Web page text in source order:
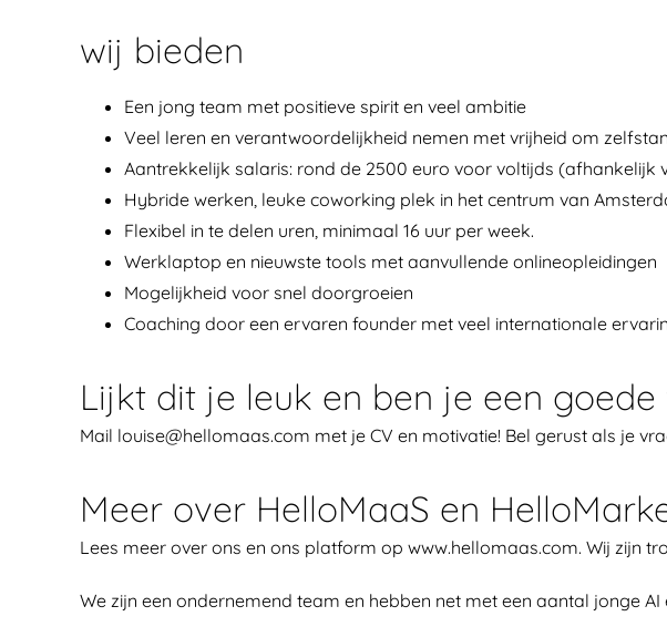
wij bieden
Een jong team met positieve spirit en veel ambitie
Veel leren en verantwoordelijkheid nemen met vrijheid om
Aantrekkelijk salaris: rond de 2500 euro voor voltijds
Hybride werken, leuke coworking plek in het centrum van
Flexibel in te delen uren, minimaal 16 uur per week.
Werklaptop en nieuwste tools met aanvullende onlineopleidingen
Mogelijkheid voor snel doorgroeien
Coaching door een ervaren founder met veel internationale
Lijkt dit je leuk en ben je een goede
Mail louise@hellomaas.com met je CV en motivatie! Bel gerust als je
Meer over HelloMaaS en
Lees meer over ons en ons platform op www.hellomaas.com. Wij zijn
We zijn een ondernemend team en hebben net met een aantal jonge